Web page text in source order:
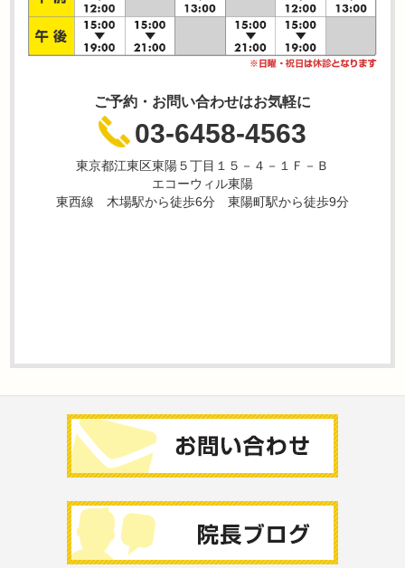
ご予約・お問い合わせはお気軽に
03-6458-4563
東京都江東区東陽５丁目１５－４－１Ｆ－Ｂ
エコーウィル東陽
東西線 木場駅から徒歩6分 東陽町駅から徒歩9分